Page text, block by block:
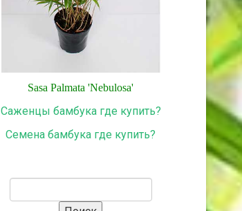
Sasa Palmata 'Nebulosa'
Саженцы бамбука где купить?
Семена бамбука где купить?